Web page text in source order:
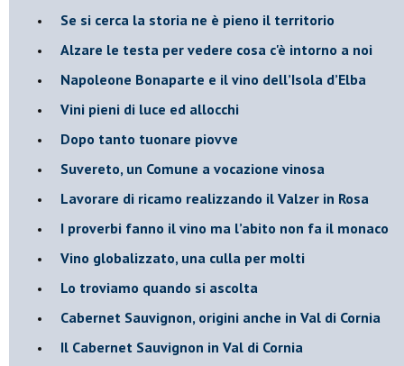
​Se si cerca la storia ne è pieno il territorio
Alzare le testa per vedere cosa c'è intorno a noi
​Napoleone Bonaparte e il vino dell’Isola d’Elba
Vini pieni di luce ed allocchi
Dopo tanto tuonare piovve
Suvereto, un Comune a vocazione vinosa
Lavorare di ricamo realizzando il Valzer in Rosa
​I proverbi fanno il vino ma l’abito non fa il monaco
Vino globalizzato, una culla per molti
Lo troviamo quando si ascolta
Cabernet Sauvignon, origini anche in Val di Cornia
Il Cabernet Sauvignon in Val di Cornia